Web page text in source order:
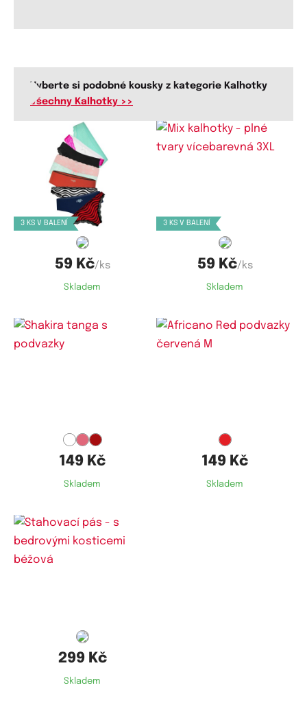
Vyberte si podobné kousky z kategorie Kalhotky
Všechny Kalhotky >>
3 KS V BALENÍ
Dostupné velikosti:
XS,S,M,L,XL
59 Kč/ks
Skladem
3 KS V BALENÍ
59 Kč/ks
Skladem
149 Kč
Skladem
149 Kč
Skladem
299 Kč
Skladem